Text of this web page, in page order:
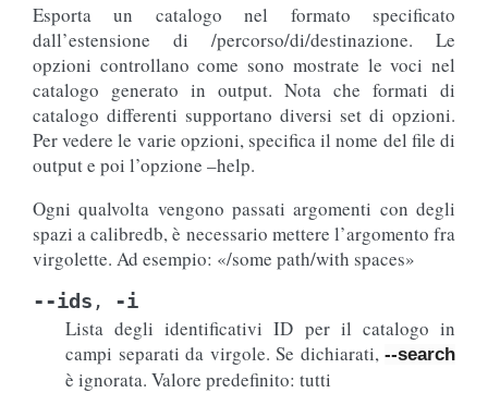
Esporta un catalogo nel formato specificato
dall’estensione di /percorso/di/destinazione. Le
opzioni controllano come sono mostrate le voci nel
catalogo generato in output. Nota che formati di
catalogo differenti supportano diversi set di opzioni.
Per vedere le varie opzioni, specifica il nome del file di
output e poi l’opzione –help.
Ogni qualvolta vengono passati argomenti con degli
spazi a calibredb, è necessario mettere l’argomento fra
virgolette. Ad esempio: «/some path/with spaces»
--ids , -i
Lista degli identificativi ID per il catalogo in
campi separati da virgole. Se dichiarati, --search
è ignorata. Valore predefinito: tutti